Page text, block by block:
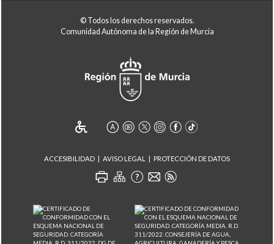
© Todos los derechos reservados.
Comunidad Autónoma de la Región de Murcia
ACCESIBILIDAD AVISO LEGAL PROTECCIÓN DE DATOS